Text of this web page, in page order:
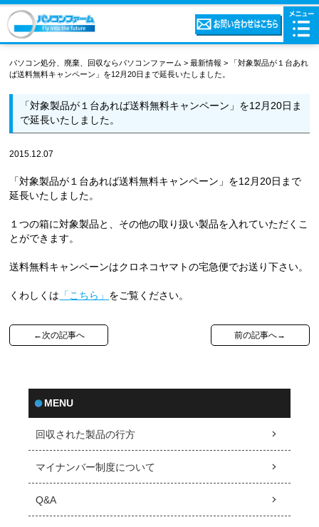
パソコン処分、廃棄、回収ならパソコンファーム>最新情報 >
「対象製品が１台あれ
ば送料無料キャンペーン」を12月20日まで延長いたしました。
「対象製品が１台あれば送料無料キャンペーン」を12月20日ま
で延長いたしました。
2015.12.07
「対象製品が１台あれば送料無料キャンペーン」を12月20日まで
延長いたしました。
１つの箱に対象製品と、その他の取り扱い製品を入れていただくこ
とができます。
送料無料キャンペーンはクロネコヤマトの宅急便でお送り下さい。
くわしくは 「こちら」 をご覧ください。
前の記事へ→
←次の記事へ
MENU
回収された製品の行方
マイナンバー制度について
Q&A